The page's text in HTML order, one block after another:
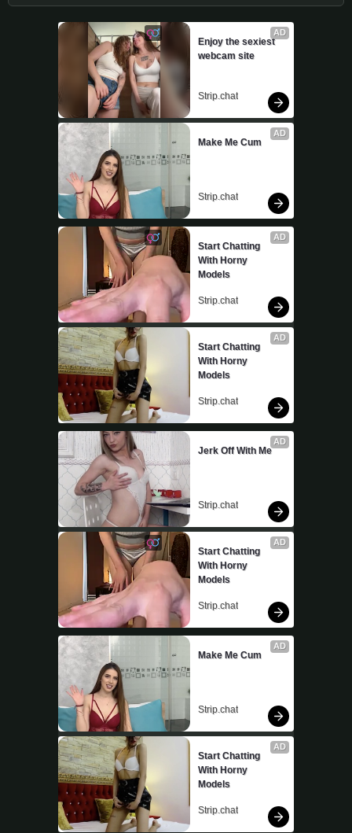
AD
Enjoy the sexiest
webcam site
Strip.chat
AD
Make Me Cum
Strip.chat
AD
Start Chatting
With Horny
Models
Strip.chat
AD
Start Chatting
With Horny
Models
Strip.chat
AD
Jerk Off With Me
Strip.chat
AD
Start Chatting
With Horny
Models
Strip.chat
AD
Make Me Cum
Strip.chat
AD
Start Chatting
With Horny
Models
Strip.chat